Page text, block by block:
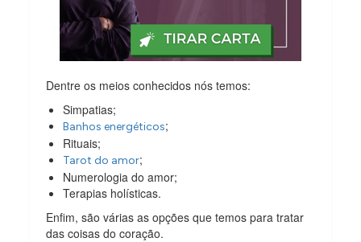
Dentre os meios conhecidos nós temos:
Simpatias;
Banhos energéticos;
Rituais;
Tarot do amor;
Numerologia do amor;
Terapias holísticas.
Enfim, são várias as opções que temos para tratar
das coisas do coração.